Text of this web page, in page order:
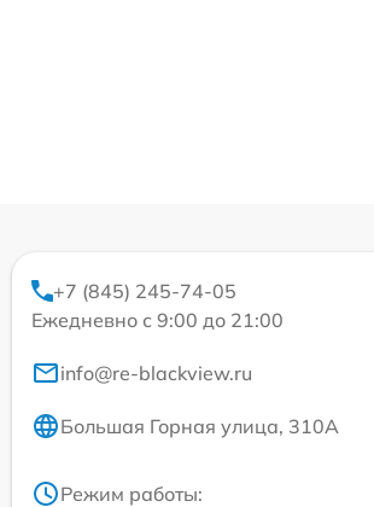
+7 (845) 245-74-05
Ежедневно с 9:00 до 21:00
info@re-blackview.ru
Большая Горная улица, 310А
Режим работы: